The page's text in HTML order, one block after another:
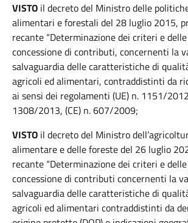
VISTO il decreto del Ministro delle
alimentari e forestali del 28 luglio 2015,
recante “Determinazione dei criteri e
concessione di contributi, concernenti la
salvaguardia delle caratteristiche di
agricoli ed alimentari, contraddistinti da
ai sensi dei regolamenti (UE) n. 1151/
1308/2013, (CE) n. 607/2009;
VISTO il decreto del Ministro
alimentare e delle foreste del 26 luglio
recante “Determinazione dei criteri e
concessione di contributi concernenti la
salvaguardia delle caratteristiche di
agricoli ed alimentari contraddistinti da